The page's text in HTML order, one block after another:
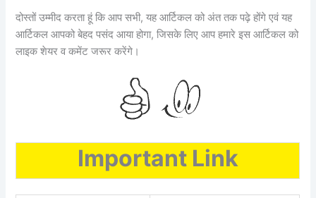
दोस्तों उम्मीद करता हूं कि आप सभी, यह आर्टिकल को अंत तक पढ़े होंगे एवं यह
आर्टिकल आपको बेहद पसंद आया होगा, जिसके लिए आप हमारे इस आर्टिकल को
लाइक शेयर व कमेंट जरूर करेंगे।
Important Link